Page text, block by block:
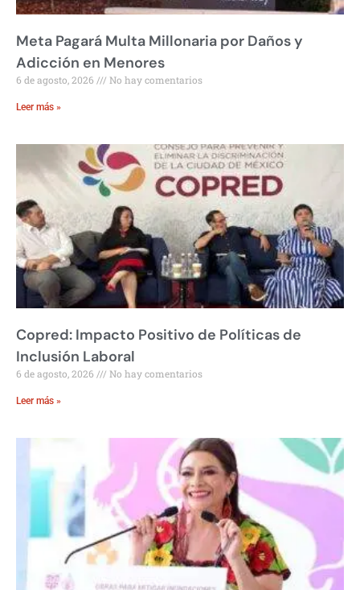
Meta Pagará Multa Millonaria por Daños y
Adicción en Menores
6 de agosto, 2026 No hay comentarios
Leer más »
Copred: Impacto Positivo de Políticas de
Inclusión Laboral
6 de agosto, 2026 No hay comentarios
Leer más »